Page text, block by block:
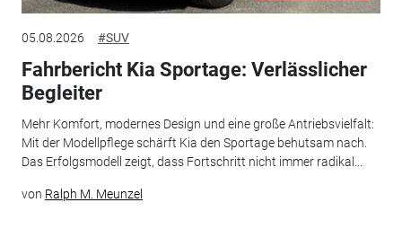
05.08.2026 #SUV
Fahrbericht Kia Sportage: Verlässlicher
Begleiter
Mehr Komfort, modernes Design und eine große Antriebsvielfalt:
Mit der Modellpflege schärft Kia den Sportage behutsam nach.
Das Erfolgsmodell zeigt, dass Fortschritt nicht immer radikal...
von Ralph M. Meunzel